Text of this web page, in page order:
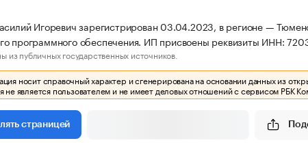
Игоревич зарегистрирован 03.04.2023, в регионе —
программного обеспечения. ИП присвоены реквизиты ИНН:
из публичных государственных источников.
носит справочный характер и сгенерирована на основании данных из
не является пользователем и не имеет деловых отношений с сервисом РБК
страницей